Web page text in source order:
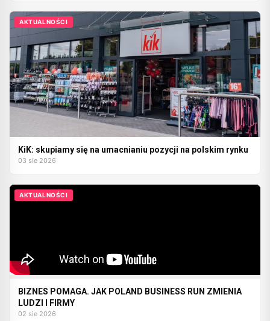
AKTUALNOŚCI
KiK: skupiamy się na umacnianiu pozycji na polskim rynku
03 sie 2026
AKTUALNOŚCI
BIZNES POMAGA. JAK POLAND BUSINESS RUN ZMIENIA
LUDZI I FIRMY
02 sie 2026